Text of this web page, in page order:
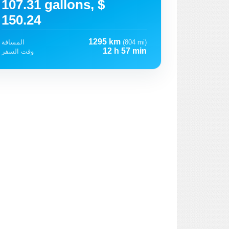
107.31 gallons, $
150.24
المسافة 1295 km (804 mi)
وقت السفر
12 h 57 min